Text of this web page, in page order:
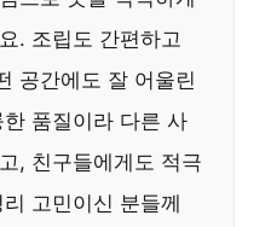
. 조립도 간편하고
공간에도 잘 어울린
품질이라 다른 사
, 친구들에게도 적극
고민이신 분들께